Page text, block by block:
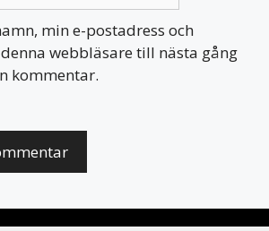
min e-postadress och
webbläsare till nästa gång
kommentar.